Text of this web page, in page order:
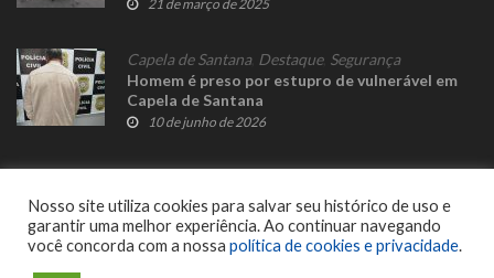
21 de março de 2025
Capela de Santana, Destaque, Segurança
Homem é preso por estupro de vulnerável em
Capela de Santana
10 de junho de 2026
© 2023 Fato Novo - Todos os direitos reservados. Desenvolvido por
Nosso site utiliza cookies para salvar seu histórico de uso e
garantir uma melhor experiência. Ao continuar navegando
você concorda com a nossa política de cookies e privacidade.